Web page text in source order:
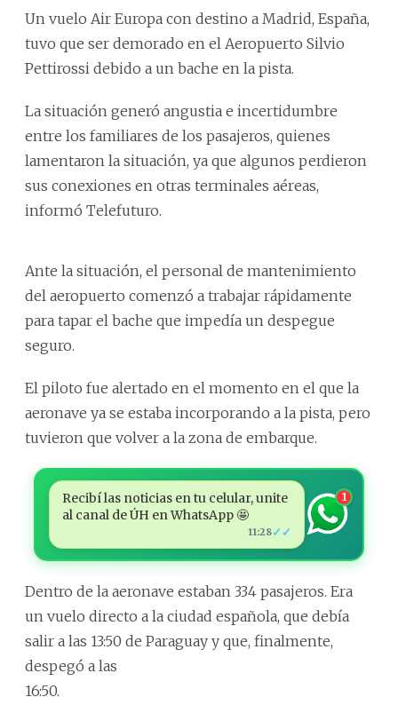
Un vuelo Air Europa con destino a Madrid, España,
tuvo que ser demorado en el Aeropuerto Silvio
Pettirossi debido a un bache en la pista.
La situación generó angustia e incertidumbre
entre los familiares de los pasajeros, quienes
lamentaron la situación, ya que algunos perdieron
sus conexiones en otras terminales aéreas,
informó Telefuturo.
Ante la situación, el personal de mantenimiento
del aeropuerto comenzó a trabajar rápidamente
para tapar el bache que impedía un despegue
seguro.
El piloto fue alertado en el momento en el que la
aeronave ya se estaba incorporando a la pista, pero
tuvieron que volver a la zona de embarque.
Recibí las noticias en tu celular, unite
al canal de ÚH en WhatsApp 🤩
11:28✓✓
1
Dentro de la aeronave estaban 334 pasajeros. Era
un vuelo directo a la ciudad española, que debía
salir a las 13:50 de Paraguay y que, finalmente,
despegó a las
16:50.